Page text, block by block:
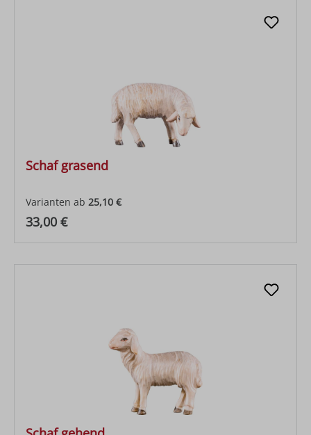
Schaf grasend
Varianten ab 25,10 €
Regulärer Preis:
33,00 €